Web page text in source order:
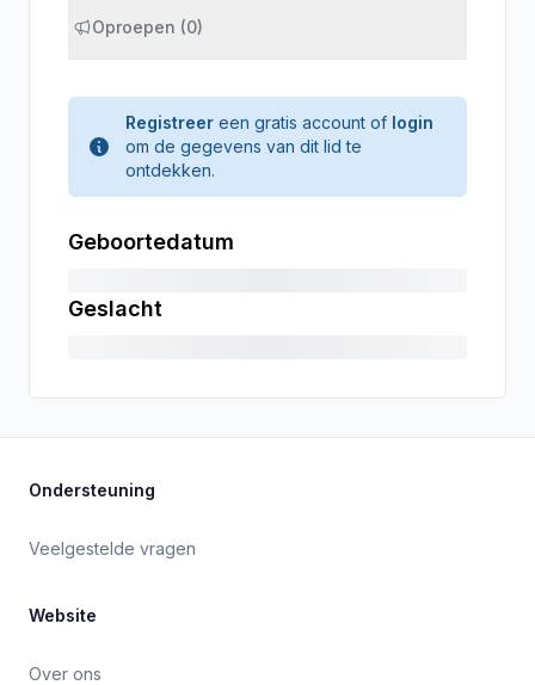
Oproepen (0)
Registreer een gratis account of login
om de gegevens van dit lid te
ontdekken.
Geboortedatum
Geslacht
Ondersteuning
Veelgestelde vragen
Website
Over ons